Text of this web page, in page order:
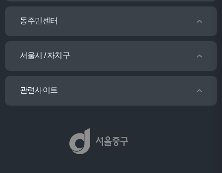
동주민센터
서울시 / 자치구
관련사이트